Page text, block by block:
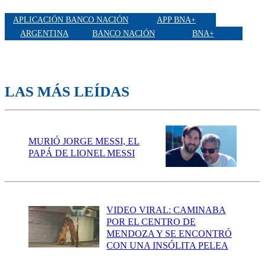
APLICACIÓN BANCO NACIÓN
APP BNA+
ARGENTINA
BANCO NACIÓN BNA+
LAS MÁS LEÍDAS
MURIÓ JORGE MESSI, EL
PAPÁ DE LIONEL MESSI
VIDEO VIRAL: CAMINABA
POR EL CENTRO DE
MENDOZA Y SE ENCONTRÓ
CON UNA INSÓLITA PELEA